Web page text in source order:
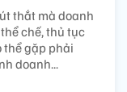
thắt mà doanh
chế, thủ tục
thể gặp phải
doanh...